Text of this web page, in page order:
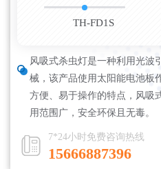
TH-FD1S
风吸式杀虫灯是一种利用光波
械，该产品使用太阳能电池板
方便、易于操作的特点，风吸
用范围广，安全环保且无毒。
7*24小时免费咨询热线
15666887396